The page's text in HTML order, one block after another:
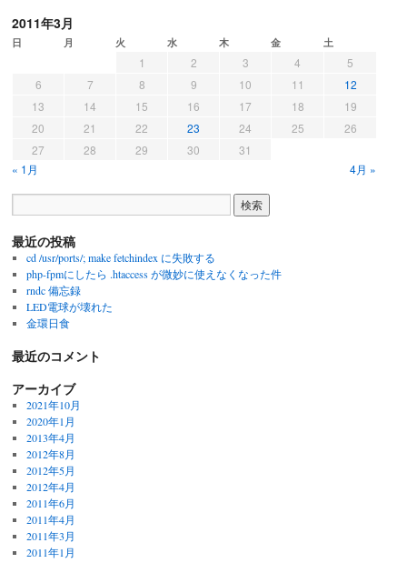
2011年3月
日 月 火 水 木 金 土
1 2 3 4
5
6
7 8 9 10 11
12
13
14 15 16 17 18
19
20
21 22 23 24 25
26
27
28 29 30
31
« 1月
4月 »
最近の投稿
cd /usr/ports/; make fetchindex に失敗する
php-fpmにしたら .htaccess が微妙に使えなくなった件
rndc 備忘録
LED電球が壊れた
金環日食
最近のコメント
アーカイブ
2021年10月
2020年1月
2013年4月
2012年8月
2012年5月
2012年4月
2011年6月
2011年4月
2011年3月
2011年1月